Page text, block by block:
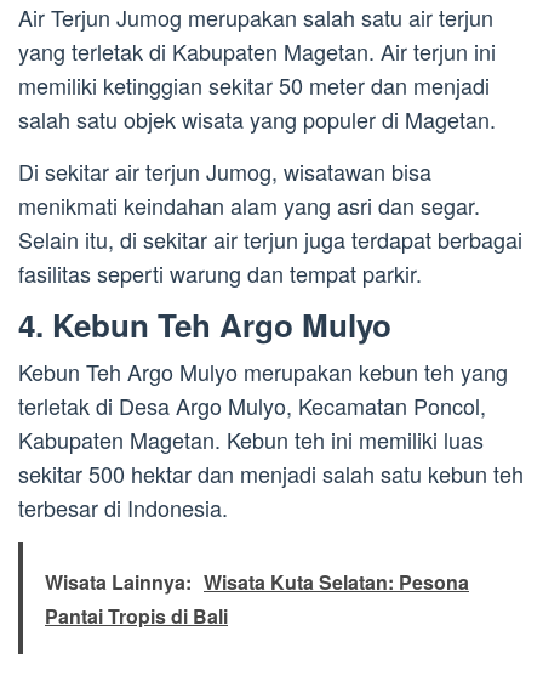
Air Terjun Jumog merupakan salah satu air terjun
yang terletak di Kabupaten Magetan. Air terjun ini
memiliki ketinggian sekitar 50 meter dan menjadi
salah satu objek wisata yang populer di Magetan.
Di sekitar air terjun Jumog, wisatawan bisa
menikmati keindahan alam yang asri dan segar.
Selain itu, di sekitar air terjun juga terdapat berbagai
fasilitas seperti warung dan tempat parkir.
4. Kebun Teh Argo Mulyo
Kebun Teh Argo Mulyo merupakan kebun teh yang
terletak di Desa Argo Mulyo, Kecamatan Poncol,
Kabupaten Magetan. Kebun teh ini memiliki luas
sekitar 500 hektar dan menjadi salah satu kebun teh
terbesar di Indonesia.
Wisata Lainnya: Wisata Kuta Selatan: Pesona
Pantai Tropis di Bali